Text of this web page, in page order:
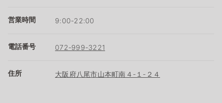
営業時間 9:00-22:00
電話番号 072-999-3221
住所 大阪府八尾市山本町南４-１-２４